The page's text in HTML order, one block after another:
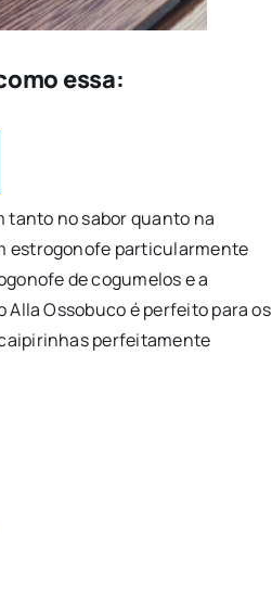
essa:
tanto no sabor quanto na
estrogonofe particularmente
de cogumelos e a
Ossobuco é perfeito para os
perfeitamente